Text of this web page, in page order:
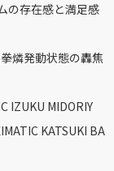
の存在感と満足感
燐発動状態の轟焦
IZUKU MIDORIY
KATSUKI BA